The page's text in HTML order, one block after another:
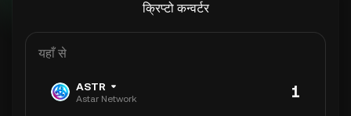
क्रिप्टो कन्वर्टर
यहाँ से
ASTR
Astar Network